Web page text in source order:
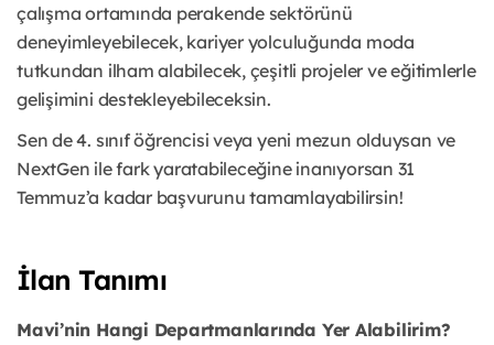
çalışma ortamında perakende sektörünü
deneyimleyebilecek, kariyer yolculuğunda moda
tutkundan ilham alabilecek, çeşitli projeler ve eğitimlerle
gelişimini destekleyebileceksin.
Sen de 4. sınıf öğrencisi veya yeni mezun olduysan ve
NextGen ile fark yaratabileceğine inanıyorsan 31
Temmuz’a kadar başvurunu tamamlayabilirsin!
İlan Tanımı
Mavi’nin Hangi Departmanlarında Yer Alabilirim?